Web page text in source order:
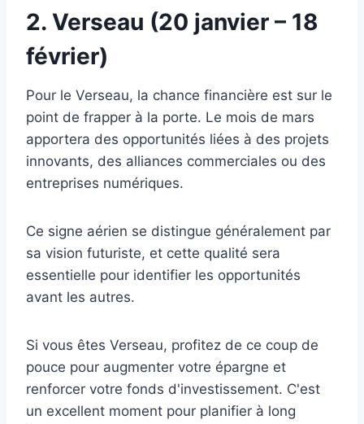
2. Verseau (20 janvier – 18
février)
Pour le Verseau, la chance financière est sur le
point de frapper à la porte. Le mois de mars
apportera des opportunités liées à des projets
innovants, des alliances commerciales ou des
entreprises numériques.
Ce signe aérien se distingue généralement par
sa vision futuriste, et cette qualité sera
essentielle pour identifier les opportunités
avant les autres.
Si vous êtes Verseau, profitez de ce coup de
pouce pour augmenter votre épargne et
renforcer votre fonds d'investissement. C'est
un excellent moment pour planifier à long